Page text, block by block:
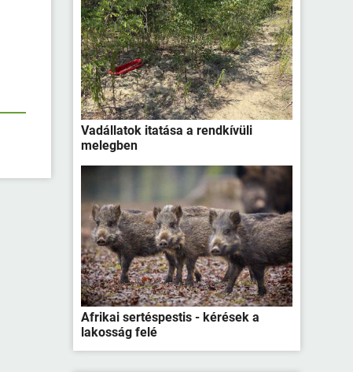
Vadállatok itatása a rendkívüli
melegben
Afrikai sertéspestis - kérések a
lakosság felé